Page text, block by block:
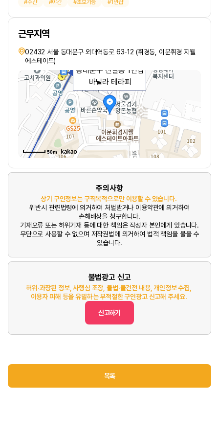
주간 야간 초보가능 1인샵
근무지역
02432 서울 동대문구 외대역동로 63-12 (휘경동, 이문휘경 지웰
에스테이트)
동대문구 신설동 1인샵
바닐라 테라피
50m
주의사항
상기 구인정보는 구직목적으로만 이용할 수 있습니다.
위반시 관련법령에 의거하여 처벌받거나 이용약관에 의거하여
손해배상을 청구합니다.
기재오류 또는 허위기재 등에 대한 책임은 작성자 본인에게 있습니다.
무단으로 사용할 수 없으며 저작권법에 의거하여 법적 책임을 물을 수
있습니다.
불법광고 신고
허위·과장된 정보, 사행심 조장, 불법·불건전 내용, 개인정보 수집,
이용자 피해 등을 유발하는 부적절한 구인광고 신고해 주세요.
신고하기
목록